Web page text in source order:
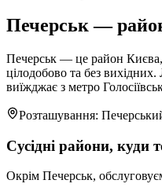
Печерськ —
Печерськ — це район
цілодобово та без
виїжджає з метро
Розташування:
Сусідні райони, куди
Окрім Печерськ,